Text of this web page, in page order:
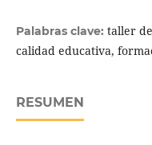
Palabras clave: taller
calidad educativa,
RESUMEN